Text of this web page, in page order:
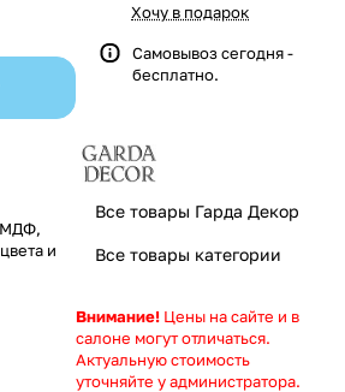
МДФ,
и
Хочу в подарок
Самовывоз сегодня -
бесплатно.
Все товары Гарда Декор
Все товары категории
Внимание! Цены на сайте и в
салоне могут отличаться.
Актуальную стоимость
уточняйте у администратора.